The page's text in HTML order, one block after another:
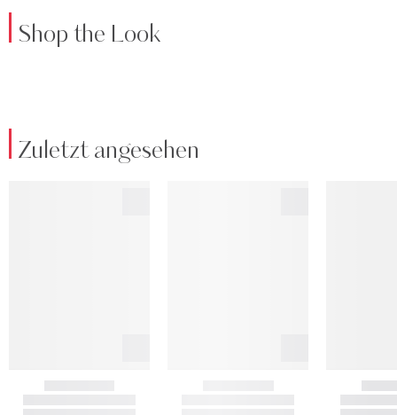
Shop the Look
Zuletzt angesehen